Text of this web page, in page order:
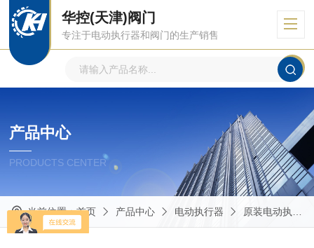
华控(天津)阀门
专注于电动执行器和阀门的生产销售
产品中心
PRODUCTS CENTER
当前位置：首页 产品中心 电动执行器 原装电动执行器